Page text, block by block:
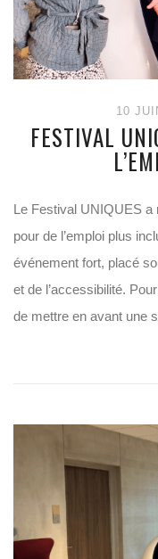
10
FESTIVAL
Le Festival UNIQUES a
pour de l’emploi plus
événement fort, placé
et de l’accessibilité.
de mettre en avant une